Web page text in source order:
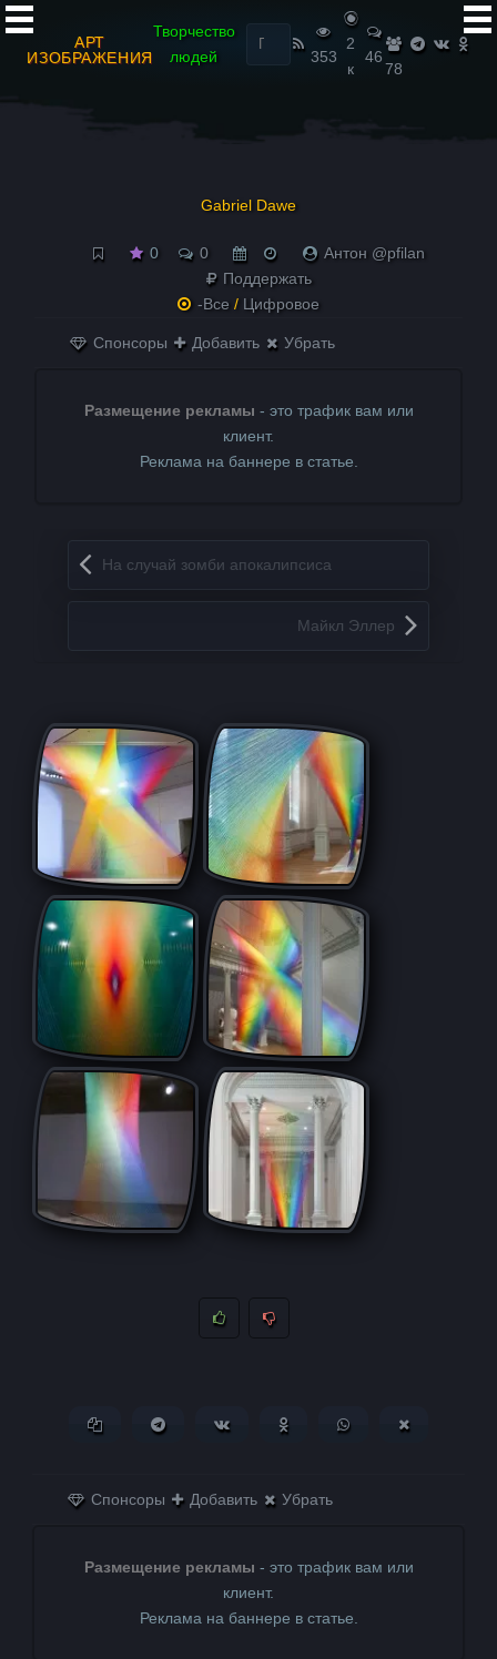
АРТ
ИЗОБРАЖЕНИЯ
Творчество
людей
Найти:
353
2
к
46
78
Gabriel Dawe
0 0
Антон @pfilan
Поддержать
-Все / Цифровое
Спонсоры Добавить Убрать
Размещение рекламы - это трафик вам или
клиент.
Реклама на баннере в статье.
Запись навигация
На случай зомби апокалипсиса
Майкл Эллер
Копировать ссылкуПоделиться в Telegram
Поделиться ВКонтактеПоделиться в
Поделиться в
Спонсоры Добавить Убрать
Размещение рекламы - это трафик вам или
клиент.
Реклама на баннере в статье.